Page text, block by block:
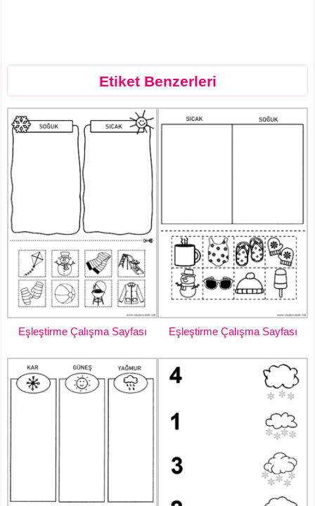
Etiket Benzerleri
Eşleştirme Çalışma Sayfası Eşleştirme Çalışma Sayfası